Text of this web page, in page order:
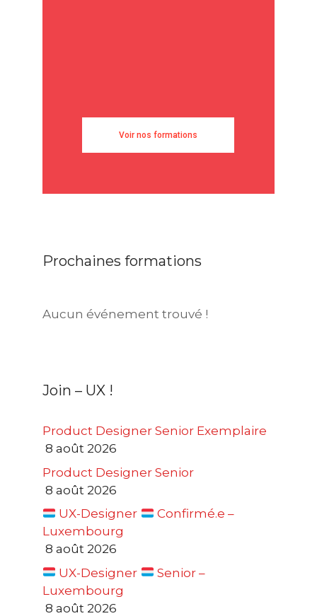
Voir nos formations
Prochaines formations
Aucun événement trouvé !
Join – UX !
Product Designer Senior Exemplaire
8 août 2026
Product Designer Senior
8 août 2026
UX-Designer
Confirmé.e –
Luxembourg
8 août 2026
UX-Designer
Senior –
Luxembourg
8 août 2026